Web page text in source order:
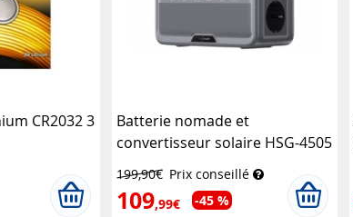
CR2032 3
Batterie nomade et
convertisseur solaire HSG-4505
89,6 Wh
199,90€ Prix conseillé
109,99€ -45 %